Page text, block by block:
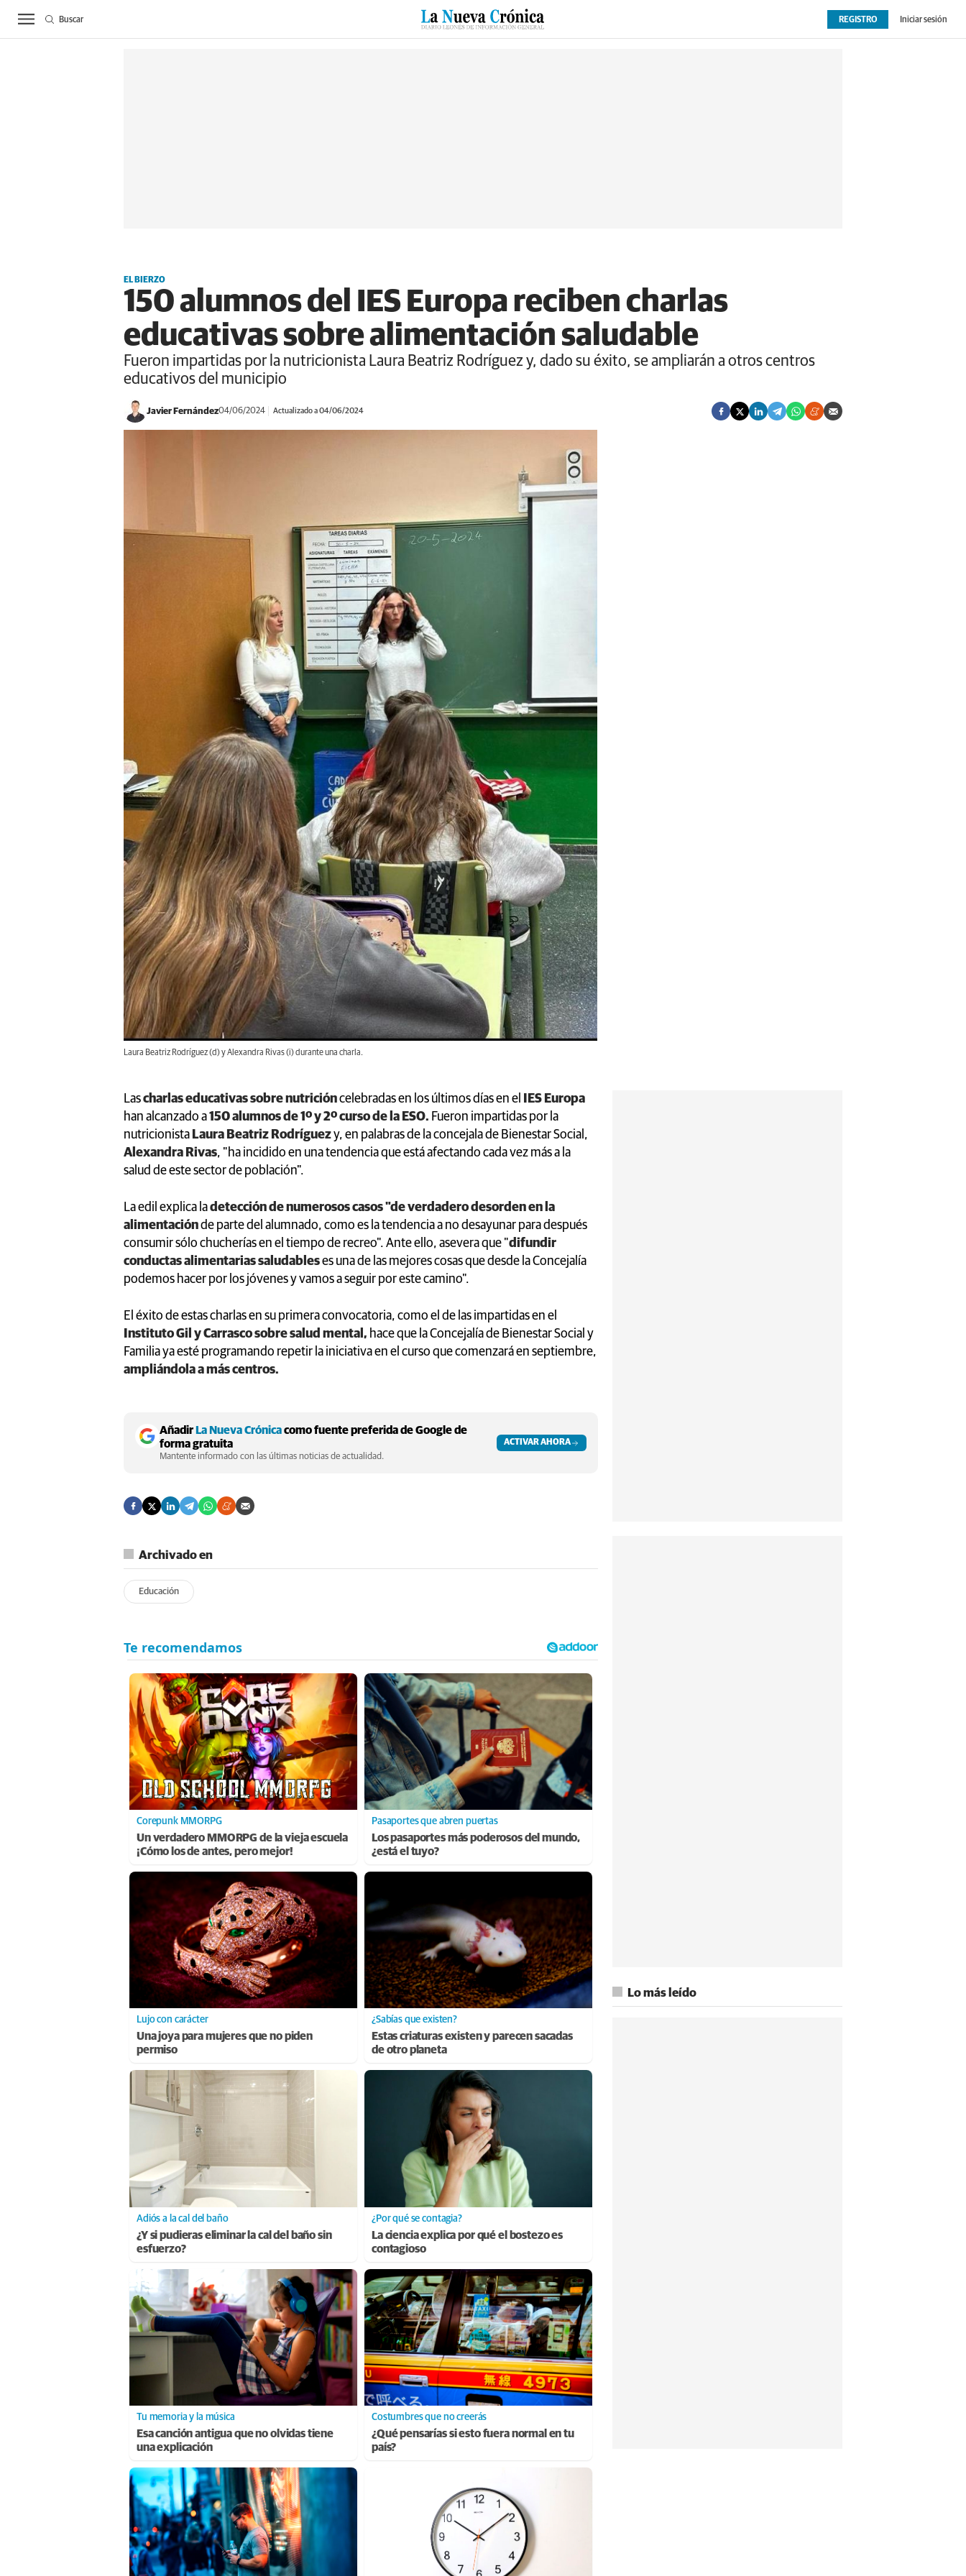
ACTUALIDAD BIERZO SUCESOS CULTURAS ESPECIALES DEPORTES OPINIÓN EXTRAS
REGISTRO Iniciar sesión
Buscar
EL BIERZO
150 alumnos del IES Europa reciben charlas
educativas sobre alimentación saludable
Fueron impartidas por la nutricionista Laura Beatriz Rodríguez y, dado su éxito, se ampliarán a otros centros
educativos del municipio
Javier Fernández04/06/2024 Actualizado a 04/06/2024
Laura Beatriz Rodríguez (d) y Alexandra Rivas (i) durante una charla.
Lascharlas educativas sobre nutricióncelebradas en los últimos días en el
IES Europa
han alcanzado a150 alumnos de 1º y 2º curso de la ESO. Fueron impartidas por la
nutricionista Laura Beatriz Rodríguezy, en palabras de la concejala de Bienestar Social,
Alexandra Rivas, "ha incidido en una tendencia que está afectando cada vez más a la
salud de este sector de población".
La edil explica ladetección de numerosos casos "de verdadero desorden en la
alimentaciónde parte del alumnado, como es la tendencia a no desayunar para después
consumir sólo chucherías en el tiempo de recreo". Ante ello, asevera que "difundir
conductas alimentarias saludableses una de las mejores cosas que desde la Concejalía
podemos hacer por los jóvenes y vamos a seguir por este camino".
El éxito de estas charlas en su primera convocatoria, como el de las impartidas en el
Instituto Gil y Carrasco sobre salud mental, hace que la Concejalía de Bienestar Social y
Familia ya esté programando repetir la iniciativa en el curso que comenzará en septiembre,
ampliándola a más centros.
Añadir La Nueva Crónicacomo fuente preferida de Google de
forma gratuita
Mantente informado con las últimas noticias de actualidad.
ACTIVAR AHORA
Archivado en
Educación
Corepunk MMORPG
Un verdadero MMORPG de la vieja escuela
¡Cómo los de antes, pero mejor!
Pasaportes que abren puertas
Los pasaportes más poderosos del mundo,
¿está el tuyo?
Lujo con carácter
Una joya para mujeres que no piden
permiso
¿Sabías que existen?
Estas criaturas existen y parecen sacadas
de otro planeta
Adiós a la cal del baño
¿Y si pudieras eliminar la cal del baño sin
esfuerzo?
¿Por qué se contagia?
La ciencia explica por qué el bostezo es
contagioso
Tu memoria y la música
Esa canción antigua que no olvidas tiene
una explicación
Costumbres que no creerás
¿Qué pensarías si esto fuera normal en tu
país?
Lo más leído